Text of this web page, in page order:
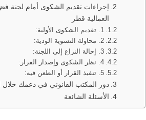
إجراءات تقديم الشكوى أمام لجنة
العمالية قطر
1. تقديم الشكوى الأولية:
2. محاولة التسوية الودية:
3. إحالة النزاع إلى اللجنة:
4. نظر الشكوى وإصدار القرار:
5. تنفيذ القرار أو الطعن فيه:
دور المكتب القانوني في دعمك خلال
الأسئلة الشائعة